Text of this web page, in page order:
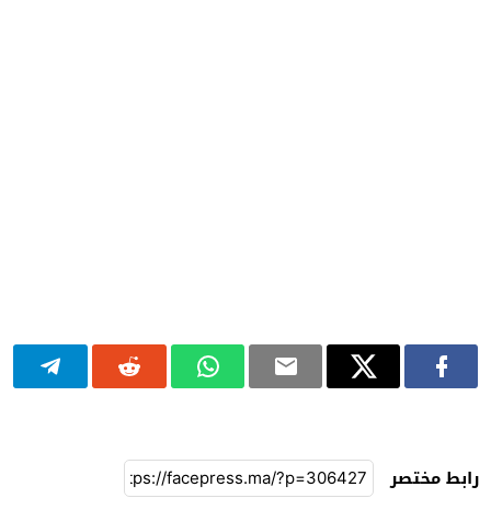
رابط مختصر